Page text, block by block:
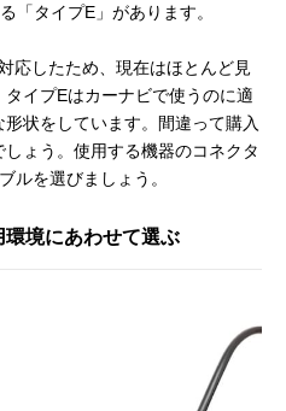
「タイプE」があります。
応したため、現在はほとんど見
イプEはカーナビで使うのに適
状をしています。間違って購入
ょう。使用する機器のコネクタ
ルを選びましょう。
境にあわせて選ぶ